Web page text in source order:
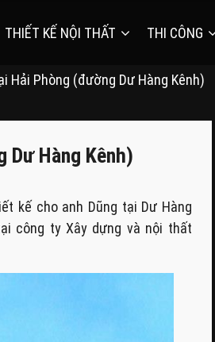
THIẾT KẾ NỘI THẤT THI CÔNG
Phòng (đường Dư Hàng Kênh)
Dư Hàng Kênh)
kế cho anh Dũng tại Dư Hàng
công ty Xây dựng và nội thất